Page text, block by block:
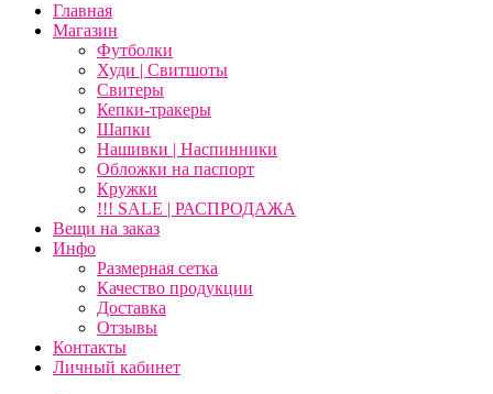
Главная
Магазин
Футболки
Худи | Свитшоты
Свитеры
Кепки-тракеры
Шапки
Нашивки | Наспинники
Обложки на паспорт
Кружки
!!! SALE | РАСПРОДАЖА
Вещи на заказ
Инфо
Размерная сетка
Качество продукции
Доставка
Отзывы
Контакты
Личный кабинет